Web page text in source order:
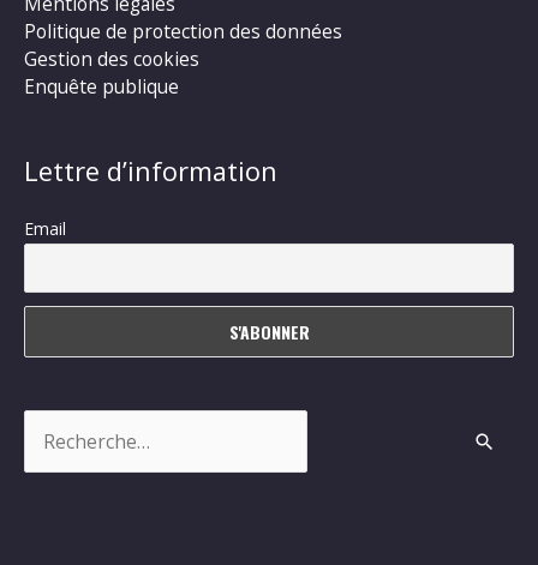
Politique de protection des données
Gestion des cookies
Enquête publique
Lettre d’information
Email